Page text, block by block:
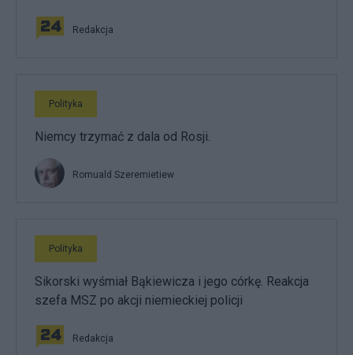
Redakcja
Polityka
Niemcy trzymać z dala od Rosji.
Romuald Szeremietiew
Polityka
Sikorski wyśmiał Bąkiewicza i jego córkę. Reakcja
szefa MSZ po akcji niemieckiej policji
Redakcja